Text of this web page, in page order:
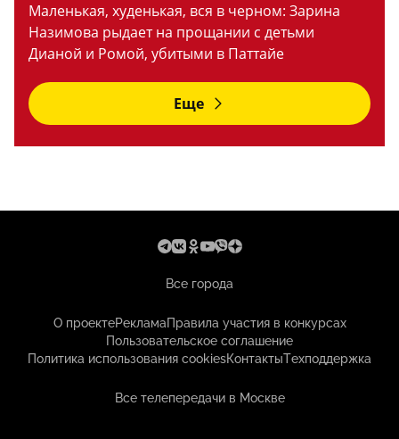
Маленькая, худенькая, вся в черном: Зарина
Назимова рыдает на прощании с детьми
Дианой и Ромой, убитыми в Паттайе
Еще
Все города
О проектеРекламаПравила участия в конкурсах
Пользовательское соглашение
Политика использования cookiesКонтактыТехподдержка
Все телепередачи в Москве